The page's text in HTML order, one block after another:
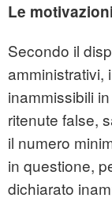
Le
Secondo il
amministrativi,
inammissibili
ritenute false,
il numero
in questione,
dichiarato